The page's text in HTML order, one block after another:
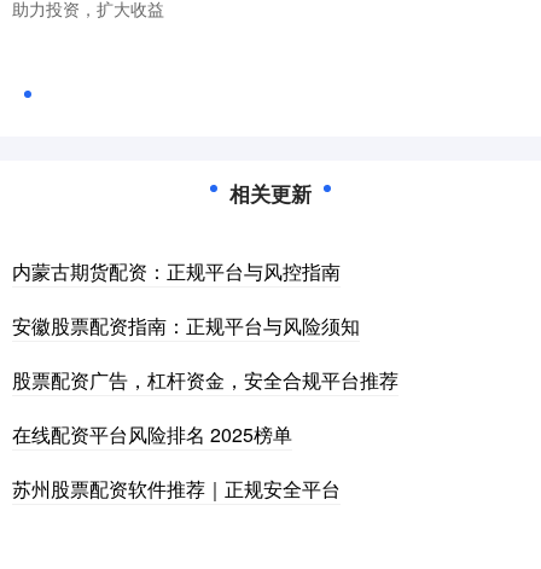
助力投资，扩大收益
相关更新
内蒙古期货配资：正规平台与风控指南
安徽股票配资指南：正规平台与风险须知
股票配资广告，杠杆资金，安全合规平台推荐
在线配资平台风险排名 2025榜单
苏州股票配资软件推荐｜正规安全平台